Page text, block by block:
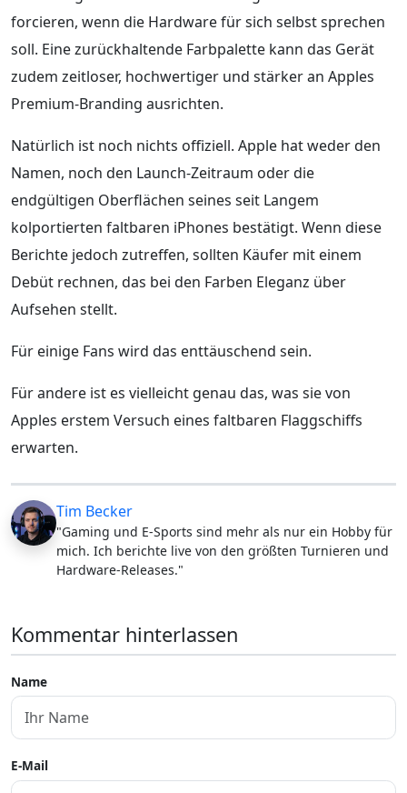
forcieren, wenn die Hardware für sich selbst sprechen
soll. Eine zurückhaltende Farbpalette kann das Gerät
zudem zeitloser, hochwertiger und stärker an Apples
Premium-Branding ausrichten.
Natürlich ist noch nichts offiziell. Apple hat weder den
Namen, noch den Launch-Zeitraum oder die
endgültigen Oberflächen seines seit Langem
kolportierten faltbaren iPhones bestätigt. Wenn diese
Berichte jedoch zutreffen, sollten Käufer mit einem
Debüt rechnen, das bei den Farben Eleganz über
Aufsehen stellt.
Für einige Fans wird das enttäuschend sein.
Für andere ist es vielleicht genau das, was sie von
Apples erstem Versuch eines faltbaren Flaggschiffs
erwarten.
Tim Becker
"Gaming und E-Sports sind mehr als nur ein Hobby für
mich. Ich berichte live von den größten Turnieren und
Hardware-Releases."
Kommentar hinterlassen
Name
E-Mail